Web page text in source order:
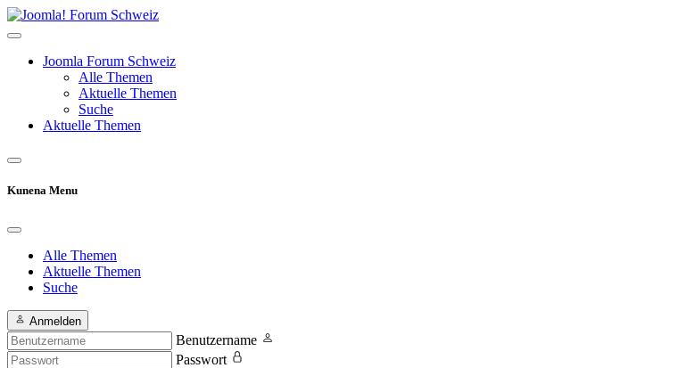
Joomla Forum Schweiz
Alle Themen
Aktuelle Themen
Suche
Aktuelle Themen
Kunena Menu
Alle Themen
Aktuelle Themen
Suche
Anmelden
Benutzername
Passwort